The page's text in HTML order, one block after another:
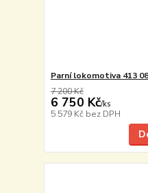
Parní lokomotiva 413
7 200 Kč
6 750 Kč/ks
5 579 Kč bez DPH